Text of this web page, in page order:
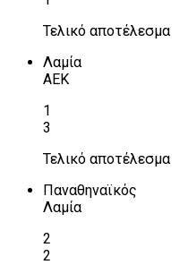
Τελικό αποτέλεσμα
Λαμία
ΑΕΚ
1
3
Τελικό αποτέλεσμα
Παναθηναϊκός
Λαμία
2
2